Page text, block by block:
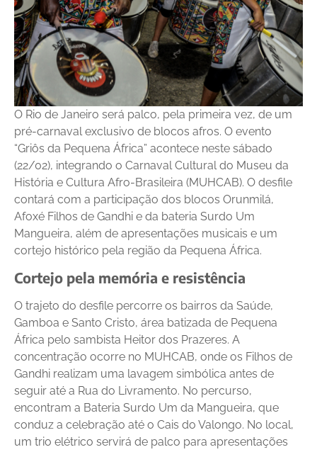
O Rio de Janeiro será palco, pela primeira vez, de um
pré-carnaval exclusivo de blocos afros. O evento
“Griôs da Pequena África” acontece neste sábado
(22/02), integrando o Carnaval Cultural do Museu da
História e Cultura Afro-Brasileira (MUHCAB). O desfile
contará com a participação dos blocos Orunmilá,
Afoxé Filhos de Gandhi e da bateria Surdo Um
Mangueira, além de apresentações musicais e um
cortejo histórico pela região da Pequena África.
Cortejo pela memória e resistência
O trajeto do desfile percorre os bairros da Saúde,
Gamboa e Santo Cristo, área batizada de Pequena
África pelo sambista Heitor dos Prazeres. A
concentração ocorre no MUHCAB, onde os Filhos de
Gandhi realizam uma lavagem simbólica antes de
seguir até a Rua do Livramento. No percurso,
encontram a Bateria Surdo Um da Mangueira, que
conduz a celebração até o Cais do Valongo. No local,
um trio elétrico servirá de palco para apresentações